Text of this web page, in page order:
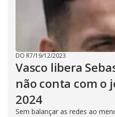
DO R7/19/12/2023
Vasco libera
não conta com o
2024
Sem balançar as redes ao